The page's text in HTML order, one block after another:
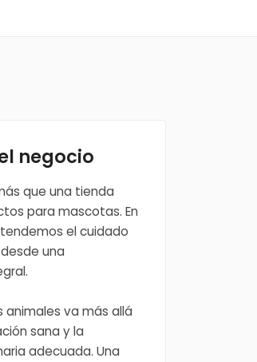
negocio
que una tienda
para mascotas. En
el cuidado
una
animales va más allá
sana y la
adecuada. Una